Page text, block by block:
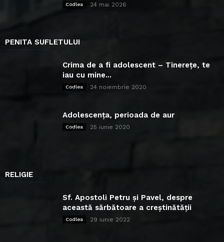
Codlea 24 mai 2026
PENITA SUFLETULUI
Crima de a fi adolescent – Tinerețe, te
iau cu mine...
Codlea 24 noiembrie 2020
Adolescența, perioada de aur
Codlea 25 iunie 2020
RELIGIE
Sf. Apostoli Petru și Pavel, despre
această sărbătoare a creștinătății
Codlea 29 iunie 2022